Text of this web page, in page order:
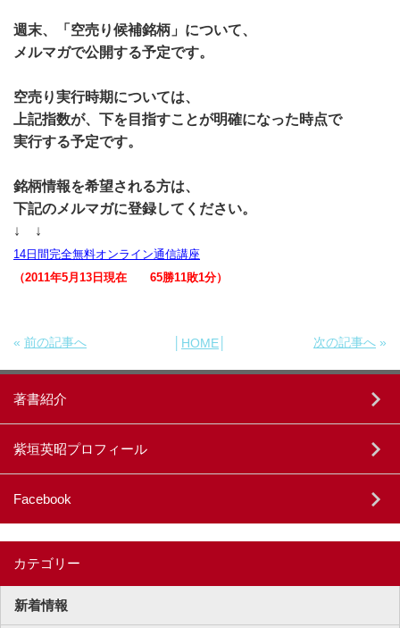
週末、「空売り候補銘柄」について、
メルマガで公開する予定です。
空売り実行時期については、
上記指数が、下を目指すことが明確になった時点で
実行する予定です。
銘柄情報を希望される方は、
下記のメルマガに登録してください。
↓ ↓
14日間完全無料オンライン通信講座
（2011年5月13日現在 65勝11敗1分）
« 前の記事へ HOME│ 次の記事へ »
著書紹介
紫垣英昭プロフィール
Facebook
カテゴリー
新着情報